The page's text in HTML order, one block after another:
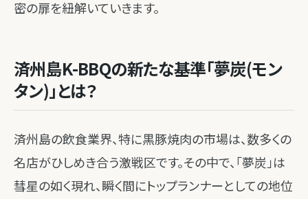
密の扉を紐解いていきます。
済州島K-BBQの新たな基準「夢炭(モン
タン)」とは？
済州島の飲食業界、特に黒豚焼肉の市場は、数多くの
名店がひしめき合う激戦区です。その中で、「夢炭」は
彗星の如く現れ、瞬く間にトップランナーとしての地位